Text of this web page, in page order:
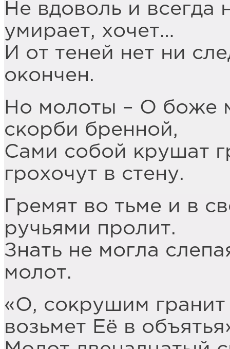
Не вдоволь и всегда
умирает, хочет…
И от теней нет ни
окончен.
Но молоты – О боже
скорби бренной,
Сами собой крушат
грохочут в стену.
Гремят во тьме и в
ручьями пролит.
Знать не могла
молот.
«О, сокрушим
возьмет Её в